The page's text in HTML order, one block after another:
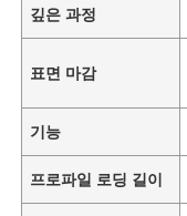
깊은 과정
표면 마감
기능
프로파일 로딩 길이